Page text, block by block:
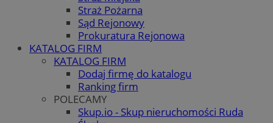
Straż Pożarna
Sąd Rejonowy
Prokuratura Rejonowa
KATALOG FIRM
KATALOG FIRM
Dodaj firmę do katalogu
Ranking firm
POLECAMY
Skup.io - Skup nieruchomości Ruda